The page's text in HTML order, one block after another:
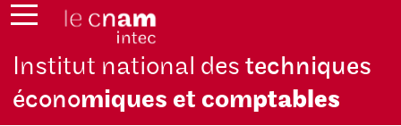
Institut national destechniques
économiques et comptables